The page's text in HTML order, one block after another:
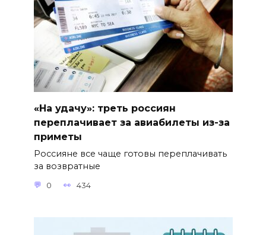
«На удачу»: треть россиян
переплачивает за авиабилеты из-за
приметы
Россияне все чаще готовы переплачивать
за возвратные
0 434